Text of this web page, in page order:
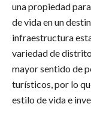
una propiedad
de vida en un
infraestructura
variedad de
mayor sentido de
turísticos, por lo
estilo de vida e